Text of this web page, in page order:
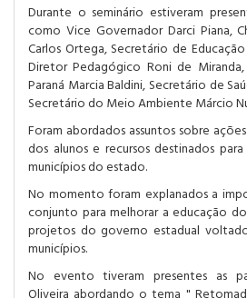
Durante o seminário estiveram
como Vice Governador Darci Piana,
Carlos Ortega, Secretário de
Diretor Pedagógico Roni de
Paraná Marcia Baldini, Secretário de
Secretário do Meio Ambiente Márcio
Foram abordados assuntos sobre
dos alunos e recursos destinados
municípios do estado.
No momento foram explanados a
conjunto para melhorar a educação
projetos do governo estadual
municípios.
No evento tiveram presentes as